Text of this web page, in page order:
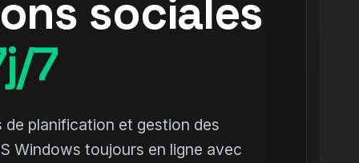
sociales
7
planification et gestion des
Windows toujours en ligne avec